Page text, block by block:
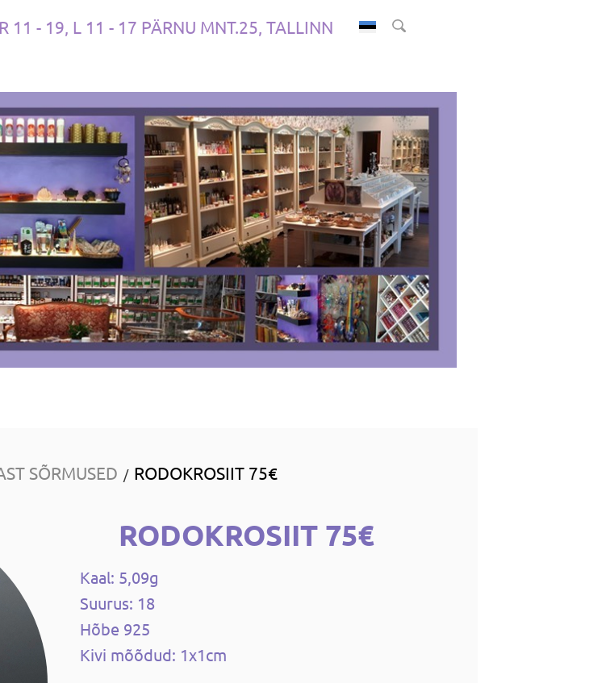
11 - 19, L 11 - 17 PÄRNU MNT.25, TALLINN
SÕRMUSED / RODOKROSIIT 75€
RODOKROSIIT 75€
Kaal: 5,09g
Suurus: 18
Hõbe 925
Kivi mõõdud: 1x1cm